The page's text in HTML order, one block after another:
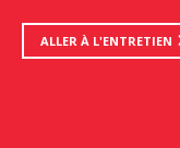
ALLER À L'ENTRETIEN